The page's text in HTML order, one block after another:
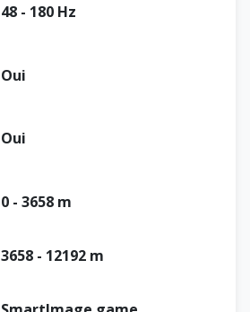
48 - 180 Hz
Oui
Oui
0 - 3658 m
3658 - 12192 m